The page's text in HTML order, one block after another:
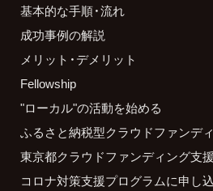
基本的な手順・流れ
成功事例の解説
メリット・デメリット
Fellowship
"ローカル"の活動を始める
ふるさと納税型クラウドファンデ
東京都クラウドファンディング支
コロナ対策支援プログラムに申し